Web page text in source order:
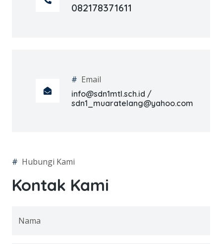
082178371611
# Email
info@sdn1mtl.sch.id /
sdn1_muaratelang@yahoo.com
# Hubungi Kami
Kontak Kami
Nama